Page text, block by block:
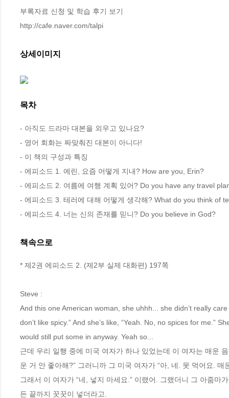
부록자료 신청 및 학습 후기 보기
http://cafe.naver.com/talpi
상세이미지
목차
- 아직도 드라마 대본을 외우고 있나요?
- 영어 회화는 짜맞춰진 대본이 아니다!
- 이 책의 구성과 특징
- 에피소드 1. 에린, 요즘 어떻게 지내? How are you, Erin?
- 에피소드 2. 여름에 여행 계획 있어? Do you have any travel
- 에피소드 3. 테러에 대해 어떻게 생각해? What do you think of
- 에피소드 4. 너는 신의 존재를 믿니? Do you believe in God?
책속으로
* 제2권 에피소드 2. (제2부 실제 대화편) 197쪽
Steve :
And this one American woman, she uhhh... she didn’t really
don’t like spicy.” And she’s like, “Yeah. No, no spices for me.”
would still put some in anyway. Yeah so...
근데 우리 일행 중에 미국 여자가 하나 있었는데 이 여자는 매운
운 거 안 좋아해?” 그러니까 그 미국 여자가 “아, 네. 못 먹어요.
그래서 이 여자가 “네, 넣지 마세요.” 이랬어. 그랬더니 그 아줌마
든 끝까지 꿋꿋이 넣더라고.